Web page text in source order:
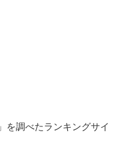
を調べたランキングサイ